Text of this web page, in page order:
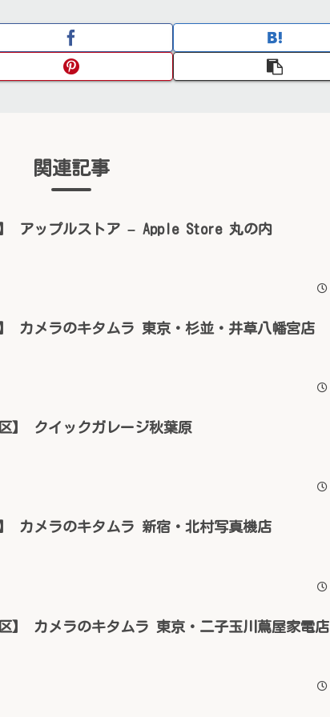
関連記事
】 アップルストア – Apple Store 丸の内
カメラのキタムラ 東京・杉並・井草八幡宮店
】 クイックガレージ秋葉原
カメラのキタムラ 新宿・北村写真機店
】 カメラのキタムラ 東京・二子玉川蔦屋家電店